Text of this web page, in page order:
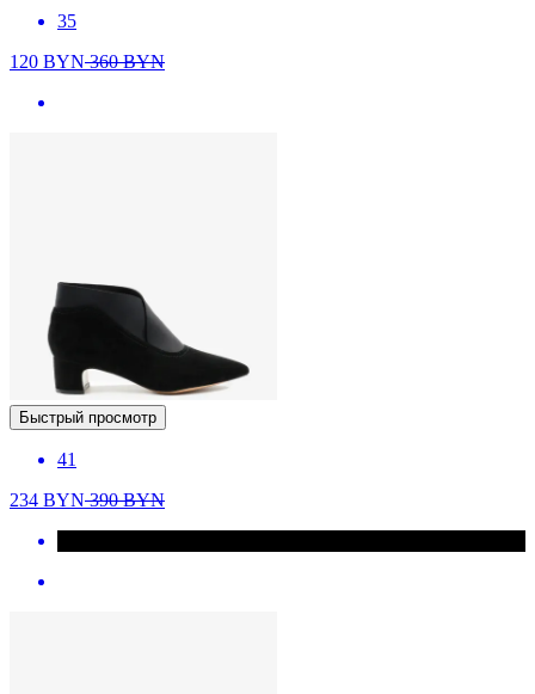
35
120 BYN360BYN
Быстрый просмотр
41
234 BYN390BYN